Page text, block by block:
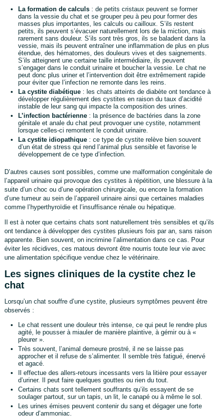
La formation de calculs: de petits cristaux peuvent se former
dans la vessie du chat et se grouper peu à peu pour former des
masses plus importantes, les calculs ou cailloux. S’ils restent
petits, ils peuvent s’évacuer naturellement lors de la miction, mais
rarement sans douleur. S’ils sont très gros, ils se baladent dans la
vessie, mais ils peuvent entraîner une inflammation de plus en plus
étendue, des hématomes, des douleurs vives et des saignements.
S’ils atteignent une certaine taille intermédiaire, ils peuvent
s’engager dans le conduit urinaire et boucher la vessie. Le chat ne
peut donc plus uriner et l’intervention doit être extrêmement rapide
pour éviter que l’infection ne remonte dans les reins.
La cystite diabétique: les chats atteints de diabète ont tendance à
développer régulièrement des cystites en raison du taux d’acidité
instable de leur sang qui impacte la composition des urines.
L’infection bactérienne: la présence de bactéries dans la zone
génitale et anale du chat peut provoquer une cystite, notamment
lorsque celles-ci remontent le conduit urinaire.
La cystite idiopathique: ce type de cystite relève bien souvent
d’un état de stress qui rend l’animal plus sensible et favorise le
développement de ce type d’infection.
D’autres causes sont possibles, comme une malformation congénitale de
l’appareil urinaire qui provoque des cystites à répétition, une blessure à la
suite d’un choc ou d’une opération chirurgicale, ou encore la formation
d’une tumeur au sein de l’appareil urinaire ainsi que certaines maladies
comme l’hyperthyroïdie et l’insuffisance rénale ou hépatique.
Il est à noter que certains chats sont naturellement très sensibles et qu’ils
ont tendance à développer des cystites plusieurs fois par an, sans raison
apparente. Bien souvent, on incrimine l’alimentation dans ce cas. Pour
éviter les récidives, ces matous devront être nourris toute leur vie avec
une alimentation spécifique vendue chez le vétérinaire.
Les signes cliniques de la cystite chez le
chat
Lorsqu’un chat souffre d’une cystite, plusieurs symptômes peuvent être
observés :
Le chat ressent une douleur très intense, ce qui peut le rendre plus
agité, le pousser à miauler de manière plaintive, à gémir ou à «
pleurer ».
Très souvent, l’animal demeure prostré, il ne se laisse pas
approcher et il refuse de s’alimenter. Il semble très fatigué, énervé
et agacé.
Il effectue des allers-retours incessants vers la litière pour essayer
d’uriner. Il peut faire quelques gouttes ou rien du tout.
Certains chats sont tellement souffrants qu’ils essayent de se
soulager partout, sur un tapis, un lit, le canapé ou à même le sol.
Les urines émises peuvent contenir du sang et dégager une forte
odeur d’ammoniac.